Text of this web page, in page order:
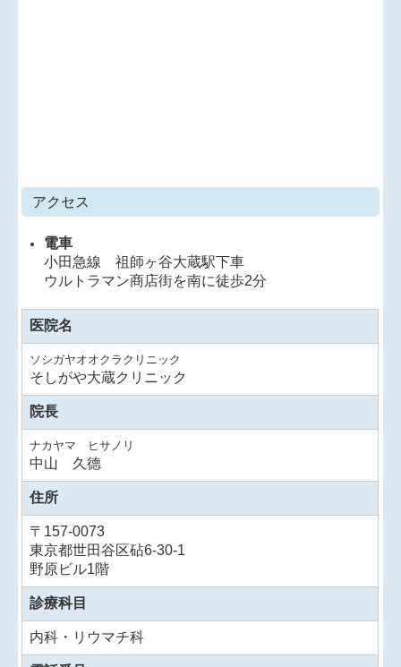
アクセス
電車
小田急線 祖師ヶ谷大蔵駅下車
ウルトラマン商店街を南に徒歩2分
医院名
ソシガヤオオクラクリニック
そしがや大蔵クリニック
院長
ナカヤマ ヒサノリ
中山 久德
住所
〒 157-0073
東京都世田谷区砧6-30-1
野原ビル1階
診療科目
内科・リウマチ科
わるため、当院通院中の患者さんの症状増悪時の対応
や、精密検査また他の診療科への紹介などもこれまで
以上に円滑に行えることになります。
ご理解のほどよろしくお願いいたします。
◆2024/6/6（木）YOGA journal onlineで「いつのまに
か骨折」と「ビタミンDの重要性」について解説しまし
https://yogajournal.jp/22837
レシピ＆手軽な運動」について紹介しました
https://fujinkoron.jp/articles/-/11728
◆『足をもむ』（ブティック社 2024/4月発刊）に
て、足ブラブラ運動を紹介しました。
◆2024/3/30 今シーズンの新型コロナワクチンおよび
インフルエンザワクチンの接種は終了いたしました。